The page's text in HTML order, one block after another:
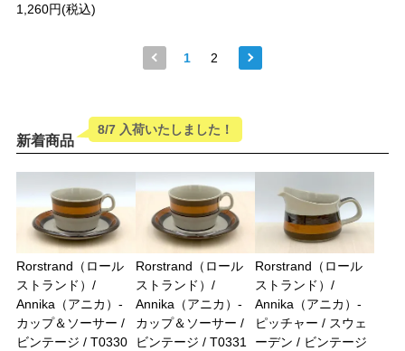
1,260円(税込)
1 2
新着商品
8/7 入荷いたしました！
Rorstrand（ロール
ストランド）/
Annika（アニカ）-
カップ＆ソーサー /
ビンテージ / T0330
Rorstrand（ロール
ストランド）/
Annika（アニカ）-
カップ＆ソーサー /
ビンテージ / T0331
Rorstrand（ロール
ストランド）/
Annika（アニカ）-
ピッチャー / スウェ
ーデン / ビンテージ